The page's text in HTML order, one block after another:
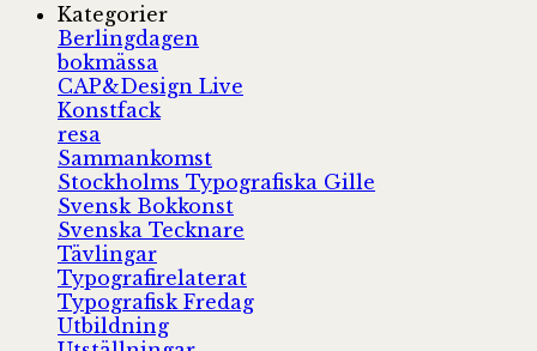
Kategorier
Berlingdagen
bokmässa
CAP&Design Live
Konstfack
resa
Sammankomst
Stockholms Typografiska Gille
Svensk Bokkonst
Svenska Tecknare
Tävlingar
Typografirelaterat
Typografisk Fredag
Utbildning